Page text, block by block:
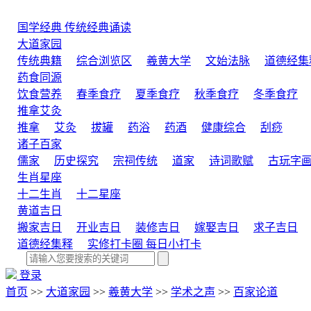
国学经典 传统经典诵读
大道家园
传统典籍
综合浏览区 羲黄大学 文始法脉
道德经集
药食同源
饮食营养
春季食疗 夏季食疗 秋季食疗 冬季食疗
推拿艾灸
推拿
艾灸 拔罐 药浴 药酒 健康综合
刮痧
诸子百家
儒家
历史探究 宗祠传统 道家 诗词歌赋 古玩字画
生肖星座
十二生肖
十二星座
黄道吉日
搬家吉日
开业吉日 装修吉日 嫁娶吉日
求子吉日
道德经集释
实修打卡圈 每日小打卡
登录
首页 >> 大道家园 >> 羲黄大学 >> 学术之声 >> 百家论道